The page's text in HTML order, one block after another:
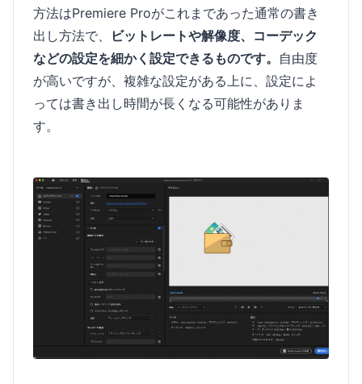
方法はPremiere Proがこれまであった通常の書き
出し方法で、
ビットレートや解像度、コーデック
などの設定を細かく設定できるものです。 自由度
が高いですが、複雑な設定がある上に、設定によ
っては書き出し時間が長くなる可能性がありま
す。